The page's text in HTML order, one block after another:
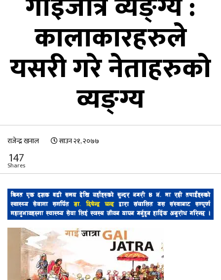
कालाकारहरुले
यसरी गरे नेताहरुको
व्यङ्ग्य
राजेन्द्र खनाल साउन २१, २०७७
147
Shares